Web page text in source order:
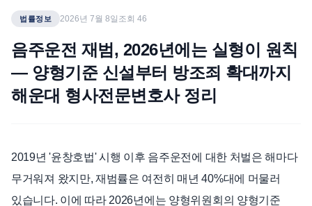
업무분야
전체
소식/자료
언론보도
법률정보 2026년 7월 8일 조회46
음주운전 재범, 2026년에는 실형이 원칙
— 양형기준 신설부터 방조죄 확대까지
해운대 형사전문변호사 정리
2019년 '윤창호법' 시행 이후 음주운전에 대한 처벌은 해마다
무거워져 왔지만, 재범률은 여전히 매년 40%대에 머물러
있습니다. 이에 따라 2026년에는 양형위원회의 양형기준